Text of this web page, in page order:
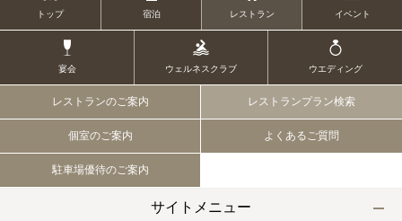
トップ 宿泊 レストラン イベント
宴会 ウェルネスクラブ ウエディング
レストランのご案内 レストランプラン検索
個室のご案内 よくあるご質問
駐車場優待のご案内
サイトメニュー